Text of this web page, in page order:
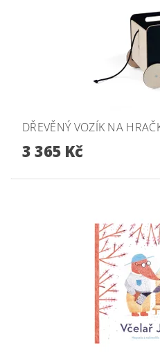
DŘEVĚNÝ VOZÍK NA
3 365 Kč